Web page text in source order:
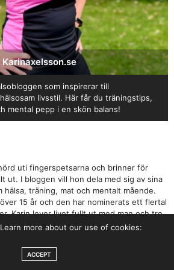
Karinaxelsson.se
som inspirerar till
livsstil. Här får du träningstips,
mental pepp i en skön balans!
uti fingerspetsarna och brinner för
ut. I bloggen vill hon dela med sig av sina
hälsa, träning, mat och mentalt mående.
15 år och den har nominerats ett flertal
Karin lever livet fullt ut med man och tre
på en digital marknadsföringsbyrå.
more about our use of cookies:
ACCEPT